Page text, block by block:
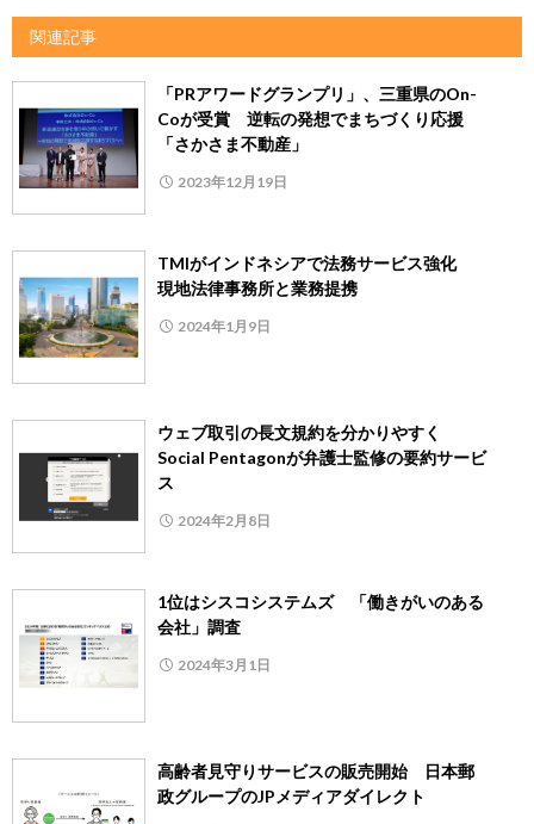
関連記事
「PRアワードグランプリ」、三重県のOn-
Coが受賞 逆転の発想でまちづくり応援
「さかさま不動産」
2023年12月19日
TMIがインドネシアで法務サービス強化
現地法律事務所と業務提携
2024年1月9日
ウェブ取引の長文規約を分かりやすく
Social Pentagonが弁護士監修の要約サービ
ス
2024年2月8日
1位はシスコシステムズ 「働きがいのある
会社」調査
2024年3月1日
高齢者見守りサービスの販売開始 日本郵
政グループのJPメディアダイレクト